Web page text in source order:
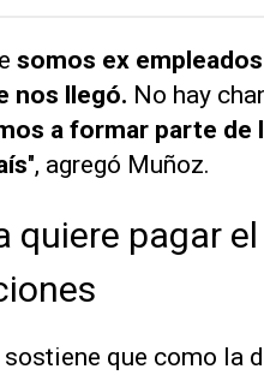
somos ex
nos llegó. No hay
a formar parte
", agregó Muñoz.
quiere pagar
que como la